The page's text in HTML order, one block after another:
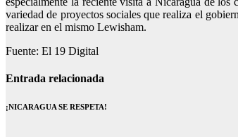
variedad de proyectos sociales que realiza el
realizar en el mismo Lewisham.
Fuente: El 19 Digital
Entrada relacionada
¡NICARAGUA SE RESPETA!